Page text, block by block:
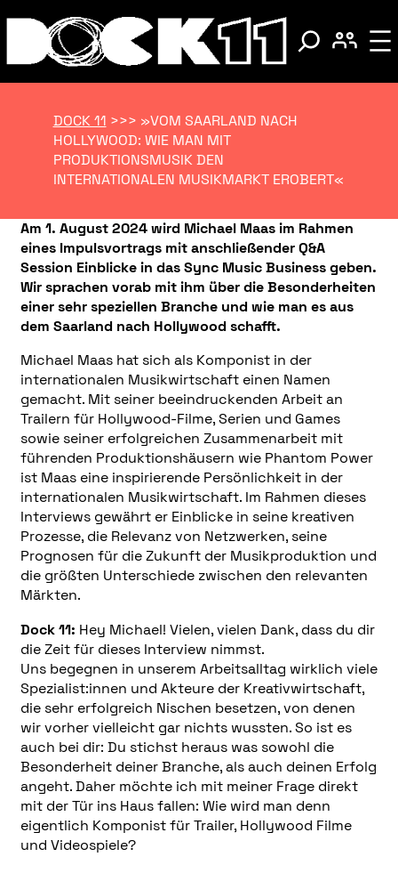
DOCK 11 >>> »VOM SAARLAND NACH
HOLLYWOOD: WIE MAN MIT
PRODUKTIONSMUSIK DEN
INTERNATIONALEN MUSIKMARKT EROBERT«
Am 1. August 2024 wird Michael Maas im Rahmen
eines Impulsvortrags mit anschließender Q&A
Session Einblicke in das Sync Music Business geben.
Wir sprachen vorab mit ihm über die Besonderheiten
einer sehr speziellen Branche und wie man es aus
dem Saarland nach Hollywood schafft.
Michael Maas hat sich als Komponist in der
internationalen Musikwirtschaft einen Namen
gemacht. Mit seiner beeindruckenden Arbeit an
Trailern für Hollywood-Filme, Serien und Games
sowie seiner erfolgreichen Zusammenarbeit mit
führenden Produktionshäusern wie Phantom Power
ist Maas eine inspirierende Persönlichkeit in der
internationalen Musikwirtschaft. Im Rahmen dieses
Interviews gewährt er Einblicke in seine kreativen
Prozesse, die Relevanz von Netzwerken, seine
Prognosen für die Zukunft der Musikproduktion und
die größten Unterschiede zwischen den relevanten
Märkten.
Dock 11: Hey Michael! Vielen, vielen Dank, dass du dir
die Zeit für dieses Interview nimmst.
Uns begegnen in unserem Arbeitsalltag wirklich viele
Spezialist:innen und Akteure der Kreativwirtschaft,
die sehr erfolgreich Nischen besetzen, von denen
wir vorher vielleicht gar nichts wussten. So ist es
auch bei dir: Du stichst heraus was sowohl die
Besonderheit deiner Branche, als auch deinen Erfolg
angeht. Daher möchte ich mit meiner Frage direkt
mit der Tür ins Haus fallen: Wie wird man denn
eigentlich Komponist für Trailer, Hollywood Filme
und Videospiele?